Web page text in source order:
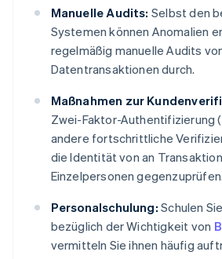
Manuelle Audits: Selbst den
Systemen können Anomalien
regelmäßig manuelle Audits
Datentransaktionen durch.
Maßnahmen zur
Zwei-Faktor-Authentifizierung
andere fortschrittliche
die Identität von an
Einzelpersonen gegenzuprüfen.
Personalschulung: Schulen
bezüglich der Wichtigkeit von
vermitteln Sie ihnen häufig